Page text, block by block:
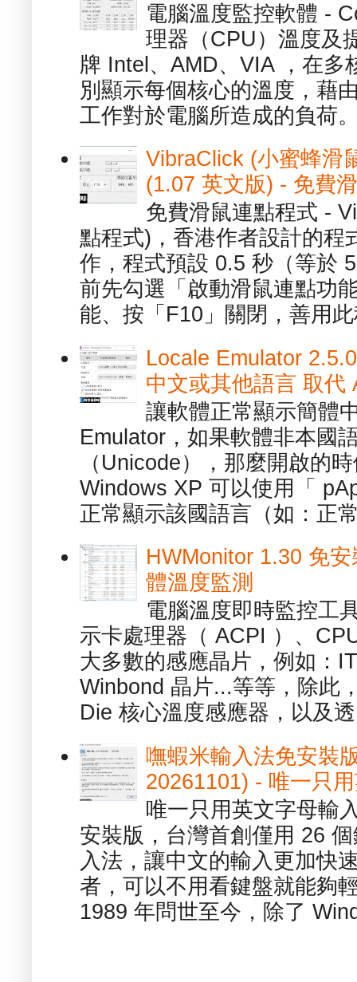
電腦溫度監控軟體 -
理器（CPU）溫度及
牌 Intel、AMD、VIA ，在多
別顯示每個核心的溫度，藉
工作對於電腦所造成的負荷
VibraClick (小蜜蜂滑
(1.07 英文版) - 免費
免費滑鼠連點程式 -
點程式)，香港作者設計的程
作，程式預設 0.5 秒（等於
前先勾選「啟動滑鼠連點功
能、按「F10」關閉，善用
Locale Emulator
中文或其他語言 取代
讓軟體正常顯示簡體
Emulator，如果軟體非本國
（Unicode），那麼開啟的
Windows XP 可以使用「
正常顯示該國語言（如：正
HWMonitor 1.30 免
體溫度監測
電腦溫度即時監控工
示卡處理器（ ACPI ）、
大多數的感應晶片，例如：
Winbond 晶片...等等，除此
Die 核心溫度感應器，以及
嘸蝦米輸入法免安裝
20261101) - 唯一只
唯一只用英文字母輸
安裝版，台灣首創僅用 26
入法，讓中文的輸入更加快
者，可以不用看鍵盤就能夠
1989 年問世至今，除了